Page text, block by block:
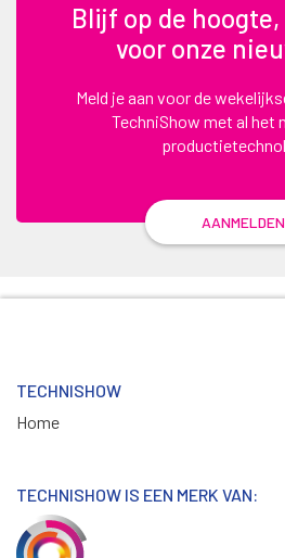
Blijf op de
voor onze
Meld je aan voor de
TechniShow met al het
AANMELDEN
TECHNISHOW
Home
TECHNISHOW IS EEN MERK VAN: